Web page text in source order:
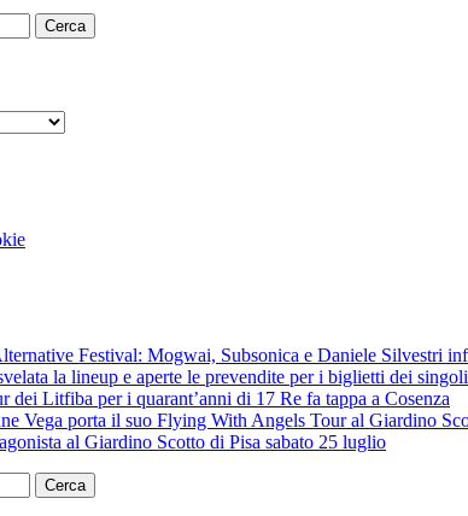
Festival: Mogwai, Subsonica e Daniele Silvestri
la lineup e aperte le prevendite per i biglietti dei
dei Litfiba per i quarant’anni di 17 Re fa tappa a Cosenza
Vega porta il suo Flying With Angels Tour al Giardino
al Giardino Scotto di Pisa sabato 25 luglio